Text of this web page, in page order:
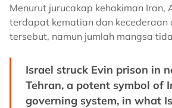
Menurut jurucakap kehakiman Iran,
terdapat kematian dan kecederaan
tersebut, namun jumlah mangsa
Israel struck Evin prison in
Tehran, a potent symbol of
governing system, in what